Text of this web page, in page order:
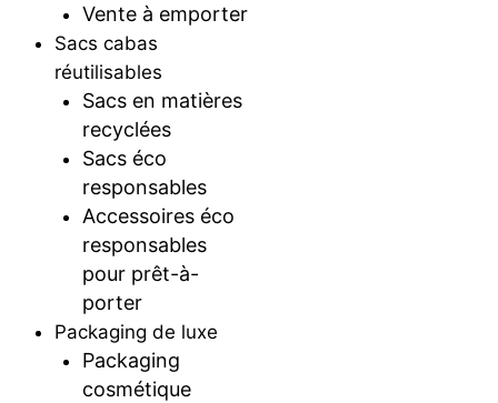
Vente à emporter
Sacs cabas
réutilisables
Sacs en matières
recyclées
Sacs éco
responsables
Accessoires éco
responsables
pour prêt-à-
porter
Packaging de luxe
Packaging
cosmétique